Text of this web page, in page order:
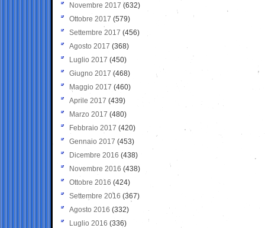
Novembre 2017 (632)
Ottobre 2017 (579)
Settembre 2017 (456)
Agosto 2017 (368)
Luglio 2017 (450)
Giugno 2017 (468)
Maggio 2017 (460)
Aprile 2017 (439)
Marzo 2017 (480)
Febbraio 2017 (420)
Gennaio 2017 (453)
Dicembre 2016 (438)
Novembre 2016 (438)
Ottobre 2016 (424)
Settembre 2016 (367)
Agosto 2016 (332)
Luglio 2016 (336)